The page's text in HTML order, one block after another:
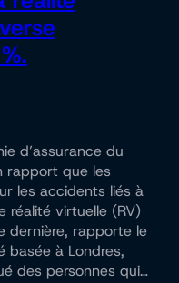
d’assurance du
rapport que les
les accidents liés à
réalité virtuelle (RV)
dernière, rapporte le
basée à Londres,
des personnes qui…